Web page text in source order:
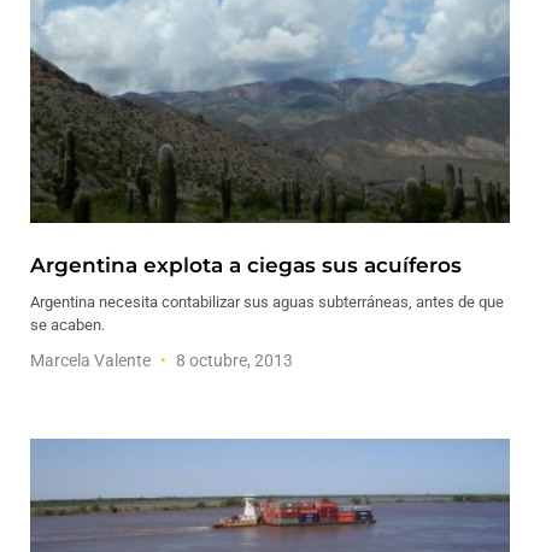
Argentina explota a ciegas sus acuíferos
Argentina necesita contabilizar sus aguas subterráneas, antes de que
se acaben.
Marcela Valente 8 octubre, 2013